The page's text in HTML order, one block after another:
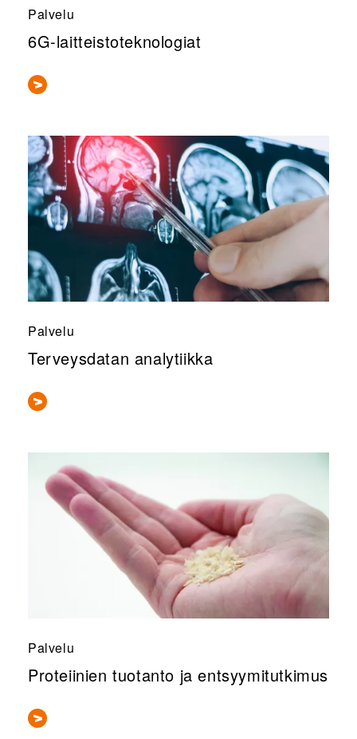
Palvelu
6G-laitteistoteknologiat
Palvelu
Terveysdatan analytiikka
Palvelu
Proteiinien tuotanto ja entsyymitutkimus